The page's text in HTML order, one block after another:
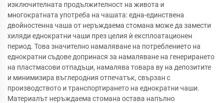
изключителната продължителност на живота и
многократната употреба на чашата: една-единствена
двойностенна чаша от неръждаема стомана може да замести
хиляди еднократни чаши през целия ѝ експлоатационен
период. Това значително намаляване на потреблението на
еднократни съдове допринася за намаляване на генерирането
на пластмасови отпадъци, намалява товара ву на депозитите
и минимизира въглеродния отпечатък, свързан с
производството и транспортирането на еднократни чаши.
Материалът неръждаема стомана остава напълно